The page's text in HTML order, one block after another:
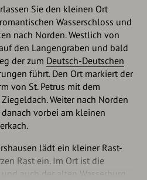
Sie den kleinen Ort
Wasserschloss und
nach Norden. Westlich von
den Langengraben und bald
der zum Deutsch-Deutschen
führt. Den Ort markiert der
von St. Petrus mit dem
Weiter nach Norden
vorbei am kleinen
lädt ein kleiner Rast-
Rast ein. Im Ort ist die
auch der alten Wasserburg